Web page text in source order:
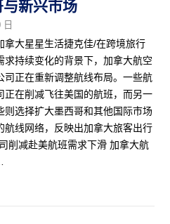
新兴市场
日
拿大星星生活捷克佳/在跨境旅行
求持续变化的背景下，加拿大航空
司正在重新调整航线布局。一些航
正在削减飞往美国的航班，而另一
则选择扩大墨西哥和其他国际市场
航线网络，反映出加拿大旅客出行
削减赴美航班需求下滑 加拿大航